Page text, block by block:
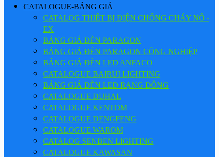
CATALOGUE-BẢNG GIÁ
CATALOG THIẾT BỊ ĐIỆN CHỐNG CHÁY NỔ -
EX
BẢNG GIÁ ĐÈN PARAGON
BẢNG GIÁ ĐÈN PARAGON CÔNG NGHIỆP
BẢNG GIÁ ĐÈN LED ANFACO
CATALOGUE BAIRUI LIGHTING
BẢNG GIÁ ĐÈN LED RẠNG ĐÔNG
CATALOGUE DUHAL
CATALOGUE KENTOM
CATALOGUE DENGFENG
CATALOGUE WAROM
CATALOG SENBEN LIGHTING
CATALOGUE KAWASAN